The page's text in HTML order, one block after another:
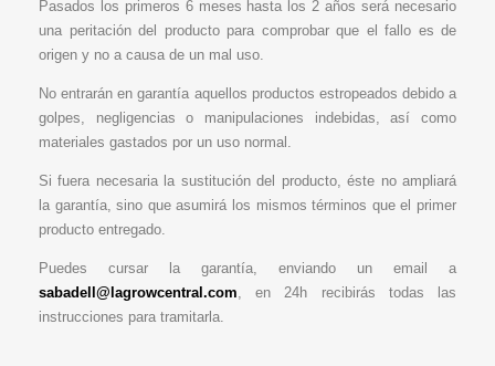
Pasados los primeros 6 meses hasta los 2 años será necesario
una peritación del producto para comprobar que el fallo es de
origen y no a causa de un mal uso.
No entrarán en garantía aquellos productos estropeados debido a
golpes, negligencias o manipulaciones indebidas, así como
materiales gastados por un uso normal.
Si fuera necesaria la sustitución del producto, éste no ampliará
la garantía, sino que asumirá los mismos términos que el primer
producto entregado.
Puedes cursar la garantía, enviando un email a
sabadell@lagrowcentral.com, en 24h recibirás todas las
instrucciones para tramitarla.